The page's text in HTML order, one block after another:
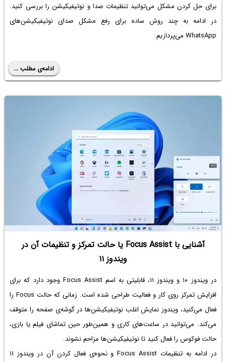
برای حل کردن مشکل می‌توانید تنظیمات صدا و نوتیفیکیشن را بررسی کنید.
در ادامه به چند روش ساده برای رفع مشکل صدای نوتیفیکیشن‌های
WhatsApp می‌پردازیم.
ادامه‌ی مطلب ...
آشنایی با Focus Assist یا حالت تمرکز و تنظیمات آن در
ویندوز ۱۱
در ویندوز ۱۰ و ویندوز ۱۱، قابلیتی به اسم Focus Assist وجود دارد که برای
افزایش تمرکز روی کار و فعالیت طراحی شده است. زمانی که حالت Focus را
فعال می‌کنید، ویندوز نمایش اغلب نوتیفیکیشن‌ها در گوشه‌ی صفحه را متوقف
می‌کند. می‌توانید در ساعت‌های کاری و همین‌طور حین تماشای فیلم یا بازی،
حالت فوکوس را فعال کنید تا نوتیفیکیشن‌ها مزاحم نشوند.
در ادامه به تنظیمات Focus Assist و نحوه‌ی فعال کردن آن در ویندوز ۱۱